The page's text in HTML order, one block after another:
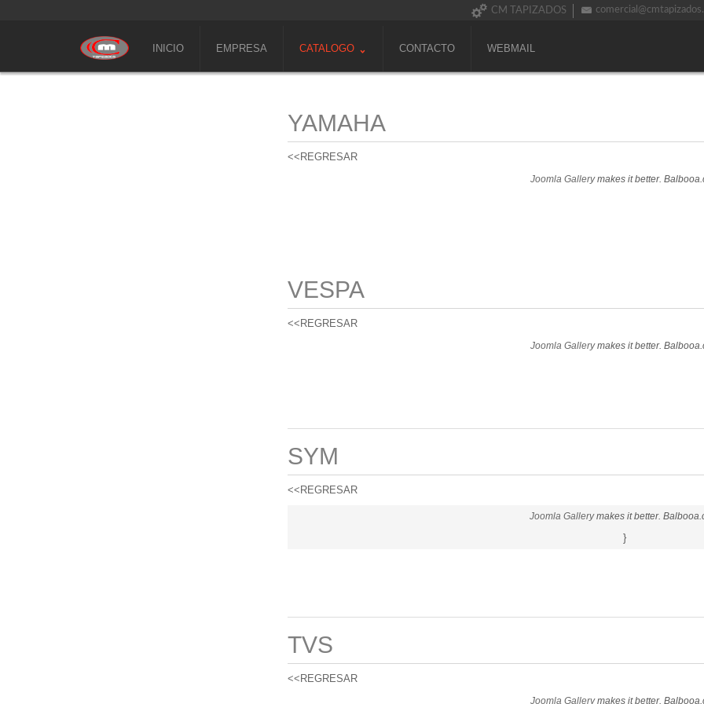
CM TAPIZADOS
INICIO EMPRESA CATALOGO CONTACTO WEBMAIL
YAMAHA
<<REGRESAR
Joomla Gallerymakes it better.
VESPA
<<REGRESAR
Joomla Gallerymakes it better.
SYM
<<REGRESAR
Joomla Gallerymakes it better.
}
TVS
<<REGRESAR
Joomla Gallerymakes it better.